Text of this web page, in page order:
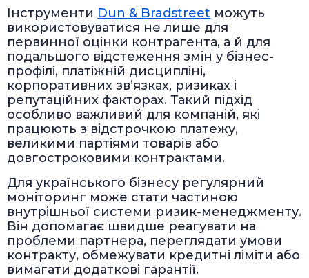
Інструменти Dun & Bradstreet можуть
використовуватися не лише для
первинної оцінки контрагента, а й для
подальшого відстеження змін у бізнес-
профілі, платіжній дисципліні,
корпоративних звʼязках, ризиках і
репутаційних факторах. Такий підхід
особливо важливий для компаній, які
працюють з відстрочкою платежу,
великими партіями товарів або
довгостроковими контрактами.
Для українського бізнесу регулярний
моніторинг може стати частиною
внутрішньої системи ризик-менеджменту.
Він допомагає швидше реагувати на
проблеми партнера, переглядати умови
контракту, обмежувати кредитні ліміти або
вимагати додаткові гарантії.